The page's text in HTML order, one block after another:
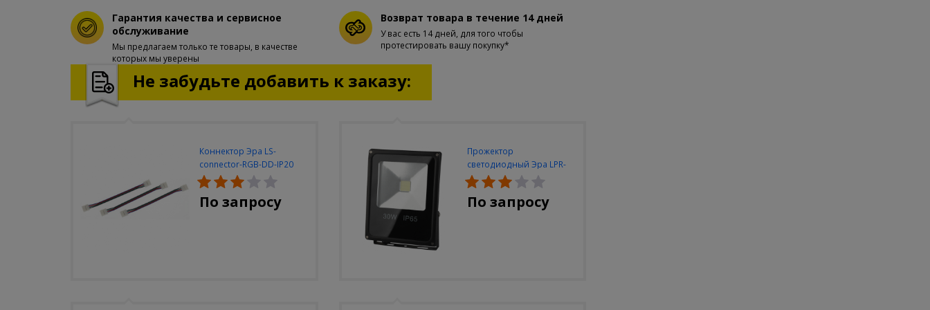
Гарантия качества и сервисное
обслуживание
Мы предлагаем только те товары, в качестве
которых мы уверены
Возврат товара в течение 14 дней
У вас есть 14 дней, для того чтобы
протестировать вашу покупку*
Не забудьте добавить к заказу:
Коннектор Эра LS-
connector-RGB-DD-IP20
(3шт/уп)
По запросу
Прожектор
светодиодный Эра LPR-
30W-6500K-M
По запросу